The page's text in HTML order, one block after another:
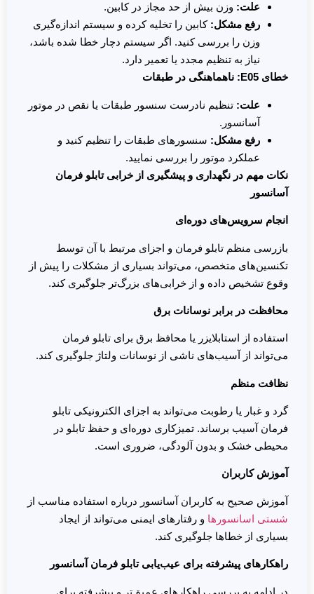
علت: وزن بیش از حد مجاز در کابین.
رفع مشکل: کابین را تخلیه کرده و سیستم اندازه‌گیری
وزن را بررسی کنید. اگر سیستم دچار خطا شده باشد،
نیاز به تنظیم مجدد یا تعمیر دارد.
خطایE05: ناهماهنگی در طبقات
علت: تنظیم نادرست سنسور طبقات یا نقص در موتور
آسانسور.
رفع مشکل: سنسورهای طبقات را تنظیم کنید و
عملکرد موتور را بررسی نمایید.
نکات مهم در نگهداری و پیشگیری از خرابی تابلو فرمان
آسانسور
انجام سرویس‌های دوره‌ای
بازرسی منظم تابلو فرمان و اجزای مرتبط با آن توسط
تکنسین‌های متخصص، می‌تواند بسیاری از مشکلات را پیش از
وقوع تشخیص داده و از خرابی‌های بزرگ‌تر جلوگیری کند.
محافظت در برابر نوسانات برق
استفاده از استابلایزر یا محافظ برق برای تابلو فرمان
می‌تواند از آسیب‌های ناشی از نوسانات ولتاژ جلوگیری کند.
نظافت منظم
گرد و غبار یا رطوبت می‌تواند به اجزای الکترونیکی تابلو
فرمان آسیب برساند. تمیزکاری دوره‌ای و حفظ تابلو در
محیطی خشک و بدون آلودگی، ضروری است.
آموزش کاربران
آموزش صحیح به کاربران آسانسور درباره استفاده مناسب از
شستی‌ اسانسورها و رفتارهای ایمنی می‌تواند از ایجاد
بسیاری از خطاها جلوگیری کند.
راهکارهای پیشرفته برای عیب‌یابی تابلو فرمان آسانسور
در ادامه به بررسی راهکارهای عمیق‌تر و پیشرفته برای